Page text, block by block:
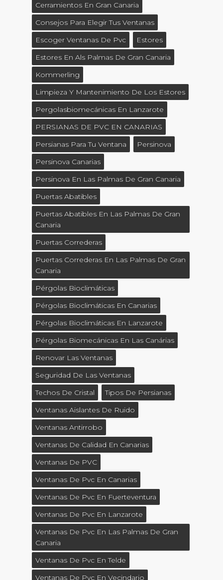
Cerramientos En Gran Canaria
Consejos Para Elegir Tus Ventanas
Escoger Ventanas De Pvc
Estores
Estores En Als Palmas De Gran Canaria
Kommerling
Limpieza Y Mantenimiento De Los Estores
Pergolasbiomecánicas En Lanzarote
PERSIANAS DE PVC EN CANARIAS
Persianas Para Tu Ventana
Persinova
Persinova Canarias
Persinova En Las Palmas De Gran Canaria
Puertas Abatibles
Puertas Abatibles En Las Palmas De Gran
Canaria
Puertas Correderas
Puertas Correderas En Las Palmas De Gran
Canaria
Pérgolas Bioclimáticas
Pérgolas Bioclimáticas En Canarias
Pérgolas Bioclimáticas En Lanzarote
Pérgolas Biomecánicas En Las Canárias
Renovar Las Ventanas
Seguridad De Las Ventanas
Techos De Cristal
Tipos De Persianas
Ventanas Aislantes De Ruido
Ventanas Antirrobo
Ventanas De Calidad En Canarias
Ventanas De PVC
Ventanas De Pvc En Canarias
Ventanas De Pvc En Fuerteventura
Ventanas De Pvc En Lanzarote
Ventanas De Pvc En Las Palmas De Gran
Canaria
Ventanas De Pvc En Telde
Ventanas De Pvc En Vecindario